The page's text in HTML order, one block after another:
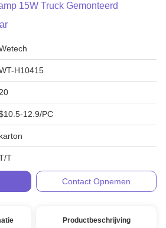
15W Truck Gemonteerd
H10415
20
12.9/PC
karton
T
Contact Opnemen
Productbeschrijving